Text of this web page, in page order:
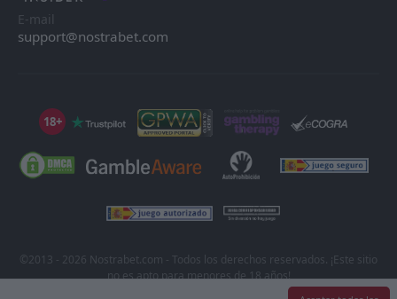
E-mail
support@nostrabet.com
18+
©2013 - 2026 Nostrabet.com - Todos los derechos reservados. ¡Este sitio
no es apto para menores de 18 años!
18+ Por favor, ¡juega con responsabilidad!